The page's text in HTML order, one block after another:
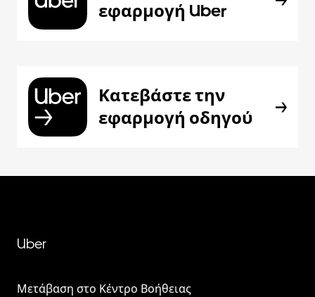
εφαρμογή Uber
Κατεβάστε την
εφαρμογή οδηγού
Uber
Μετάβαση στο Κέντρο Βοήθειας